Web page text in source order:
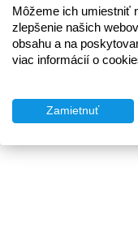
Môžeme ich umiestniť
zlepšenie našich
obsahu a na
viac informácií o
Zamietnuť